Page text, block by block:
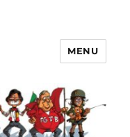
MENU